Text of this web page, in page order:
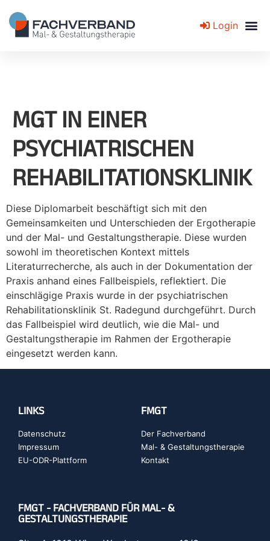
Login
MGT IN EINER
PSYCHIATRISCHEN
REHABILITATIONSKLINIK
Diese Diplomarbeit beschäftigt sich mit den
Gemeinsamkeiten und Unterschieden der Ergotherapie
und der Mal- und Gestaltungstherapie. Diese wurden
sowohl im theoretischen Kontext mittels
Literaturrecherche, als auch in der Dokumentation der
Praxis anhand eines Fallbeispiels, reflektiert. Die
einschlägige Praxis wurde in der psychiatrischen
Rehabilitationsklinik St. Radegund durchgeführt. Durch
das Fallbeispiel wird deutlich, wie die Mal- und
Gestaltungstherapie im Rahmen der Ergotherapie
eingesetzt werden kann.
LINKS
Datenschutz
Impressum
EU-ODR-Plattform
FMGT
Der Fachverband
Mal- & Gestaltungstherapie
Kontakt
FMGT - FACHVERBAND FÜR MAL- &
GESTALTUNGSTHERAPIE